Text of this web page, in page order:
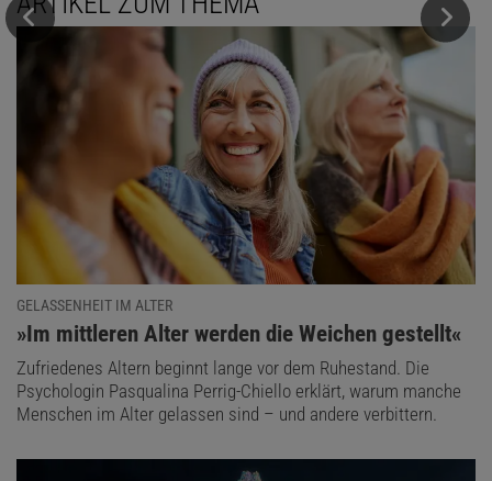
GELASSENHEIT IM ALTER
:
»Im mittleren Alter werden die Weichen gestellt«
Zufriedenes Altern beginnt lange vor dem Ruhestand. Die
Psychologin Pasqualina Perrig-Chiello erklärt, warum manche
Menschen im Alter gelassen sind – und andere verbittern.